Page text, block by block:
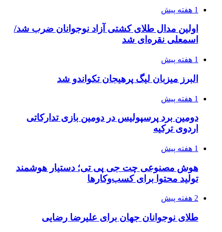
1 هفته پیش
اولین مدال طلای کشتی آزاد نوجوانان ضرب شد/
اسمعلی نقره‌ای شد
1 هفته پیش
البرز میزبان لیگ پرهیجان تکواندو شد
1 هفته پیش
دومین برد پرسپولیس در دومین بازی تدارکاتی
اردوی ترکیه
1 هفته پیش
هوش مصنوعی چت جی پی تی؛ دستیار هوشمند
تولید محتوا برای کسب‌وکارها
2 هفته پیش
طلای نوجوانان جهان برای علیرضا رضایی